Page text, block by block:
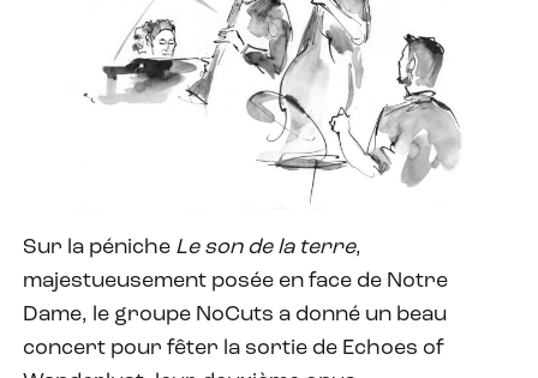
Sur la péniche Le son de la terre,
majestueusement posée en face de Notre
Dame, le groupe NoCuts a donné un beau
concert pour fêter la sortie de Echoes of